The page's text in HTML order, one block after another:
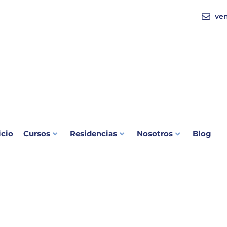
Cursos Residencias Nosotros Blog